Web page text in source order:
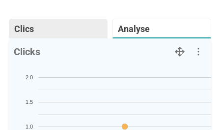
Clics Analyse
Clicks
1.0
1.5
2.0